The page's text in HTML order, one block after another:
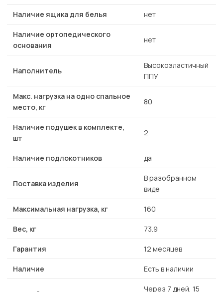
Наличие ящика для белья нет
Наличие ортопедического
основания
нет
Наполнитель
Высокоэластичный
ППУ
Макс. нагрузка на одно спальное
место, кг
80
Наличие подушек в комплекте,
шт
2
Наличие подлокотников да
Поставка изделия
В разобранном
виде
Максимальная нагрузка, кг 160
Вес, кг 73.9
Гарантия 12 месяцев
Наличие Есть в наличии
Через 7 дней, 15